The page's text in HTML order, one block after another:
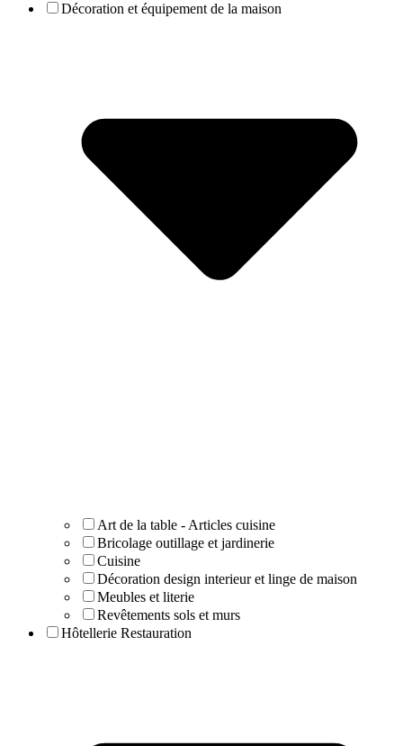
Décoration et équipement de la maison
Art de la table - Articles cuisine
Bricolage outillage et jardinerie
Cuisine
Décoration design interieur et linge de maison
Meubles et literie
Revêtements sols et murs
Hôtellerie Restauration